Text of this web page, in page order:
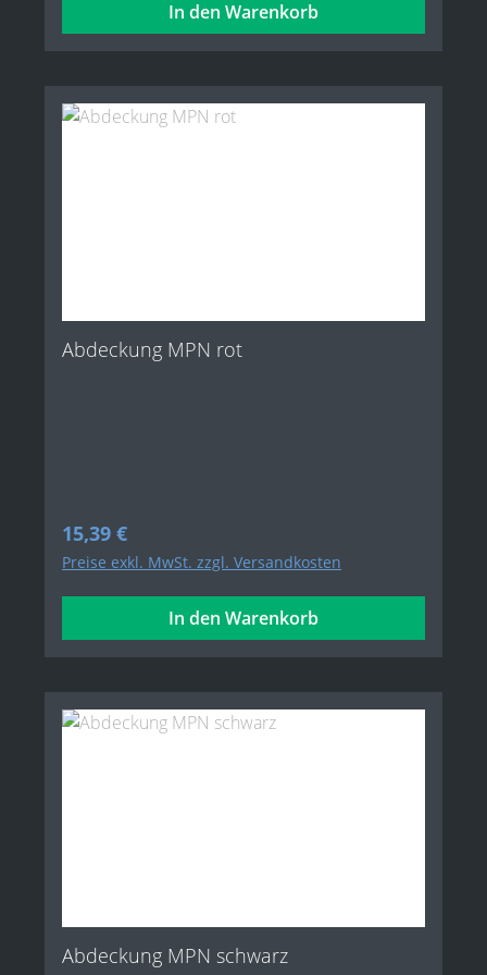
In den Warenkorb
Abdeckung MPN rot
Regulärer Preis:
15,39 €
Preise exkl. MwSt. zzgl. Versandkosten
In den Warenkorb
Abdeckung MPN schwarz